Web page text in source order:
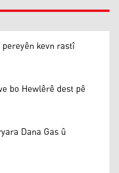
kevn rastî
bo Hewlêrê dest pê
Dana Gas û